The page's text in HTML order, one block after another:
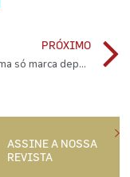
PRÓXIMO
Rocim a uma só marca depois de 18 anos de história
ASSINE A NOSSA
REVISTA